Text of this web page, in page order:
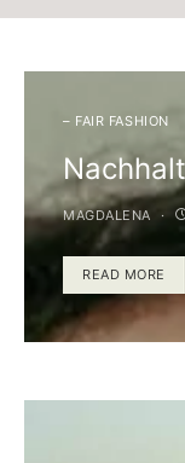
– FAIR FASHION
MAGDALENA
READ MORE